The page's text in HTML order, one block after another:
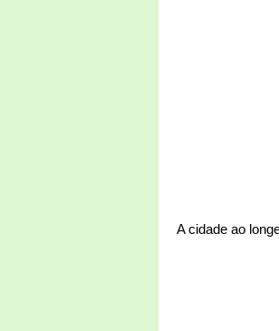
A cidade ao